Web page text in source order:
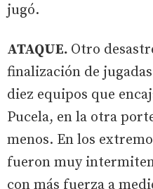
jugó.
ATAQUE. Otro
finalización de
diez equipos que
Pucela, en la otra
menos. En los
fueron muy
con más fuerza a